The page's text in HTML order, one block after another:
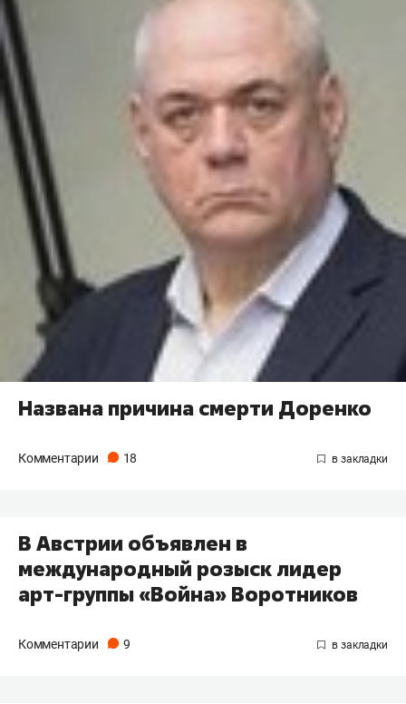
Названа причина смерти Доренко
Комментарии 18
В Австрии объявлен в
международный розыск лидер
арт-группы «Война» Воротников
Комментарии 9